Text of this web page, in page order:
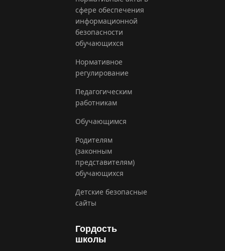
сфере обеспечения
информационной
безопасности
обучающихся
Нормативное
регулирование
Педагогическим
работникам
Обучающимся
Родителям
(законным
представителям)
обучающихся
Детские безопасные
сайты
Гордость
школы